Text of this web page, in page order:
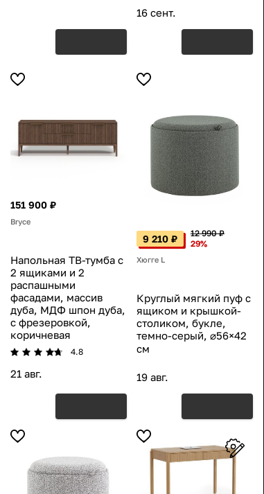
16 сент.
151 900 ₽
Bryce
Напольная ТВ-тумба с
2 ящиками и 2
распашными
фасадами, массив
дуба, МДФ шпон дуба,
с фрезеровкой,
коричневая
4.8
21 авг.
9 210 ₽
12 990 ₽
29%
Хюгге L
Круглый мягкий пуф с
ящиком и крышкой-
столиком, букле,
темно-серый, ⌀56×42
см
19 авг.